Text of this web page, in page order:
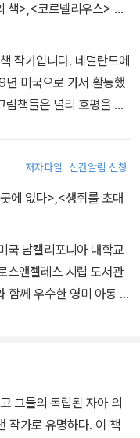
색>,<코르넬리우스> …
작가입니다. 네덜란드에
미국으로 가서 활동했
책들은 널리 호평을 받
파랑이와 노랑이》만큼
요. 그러나 많은 독자의
트리뷴〉이 “간결한 우
저자파일 신간알림 신청
에 없다>,<생쥐를 초대
국 남캘리포니아 대학교
스앤젤레스 시립 도서관
함께 우수한 영미 아동 문
다.
그들의 독립된 자아 의
작가로 유명하다. 이 책